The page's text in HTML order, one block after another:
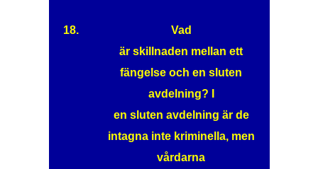
18.
Vad
är skillnaden mellan ett
fängelse och en sluten
avdelning? I
en sluten avdelning är de
intagna inte kriminella, men
vårdarna